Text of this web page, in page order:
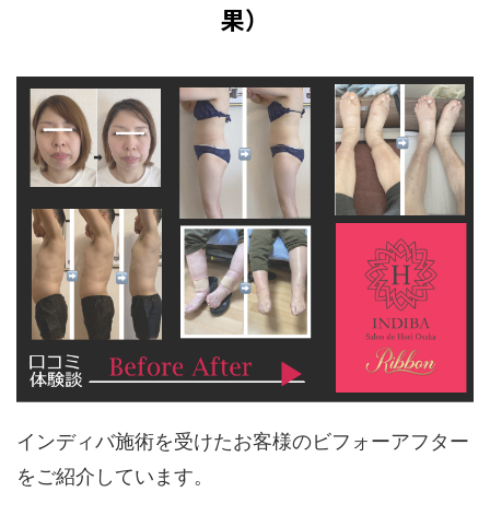
果）
インディバ施術を受けたお客様のビフォーアフター
をご紹介しています。